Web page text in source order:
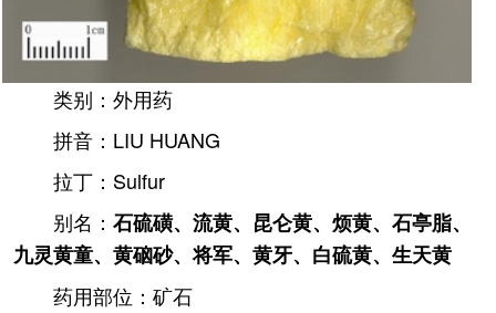
类别：外用药
拼音：LIU HUANG
拉丁：Sulfur
别名： 石硫磺、流黄、昆仑黄、烦黄、石亭脂、
九灵黄童、黄硇砂、将军、黄牙、白硫黄、生天黄
药用部位：矿石